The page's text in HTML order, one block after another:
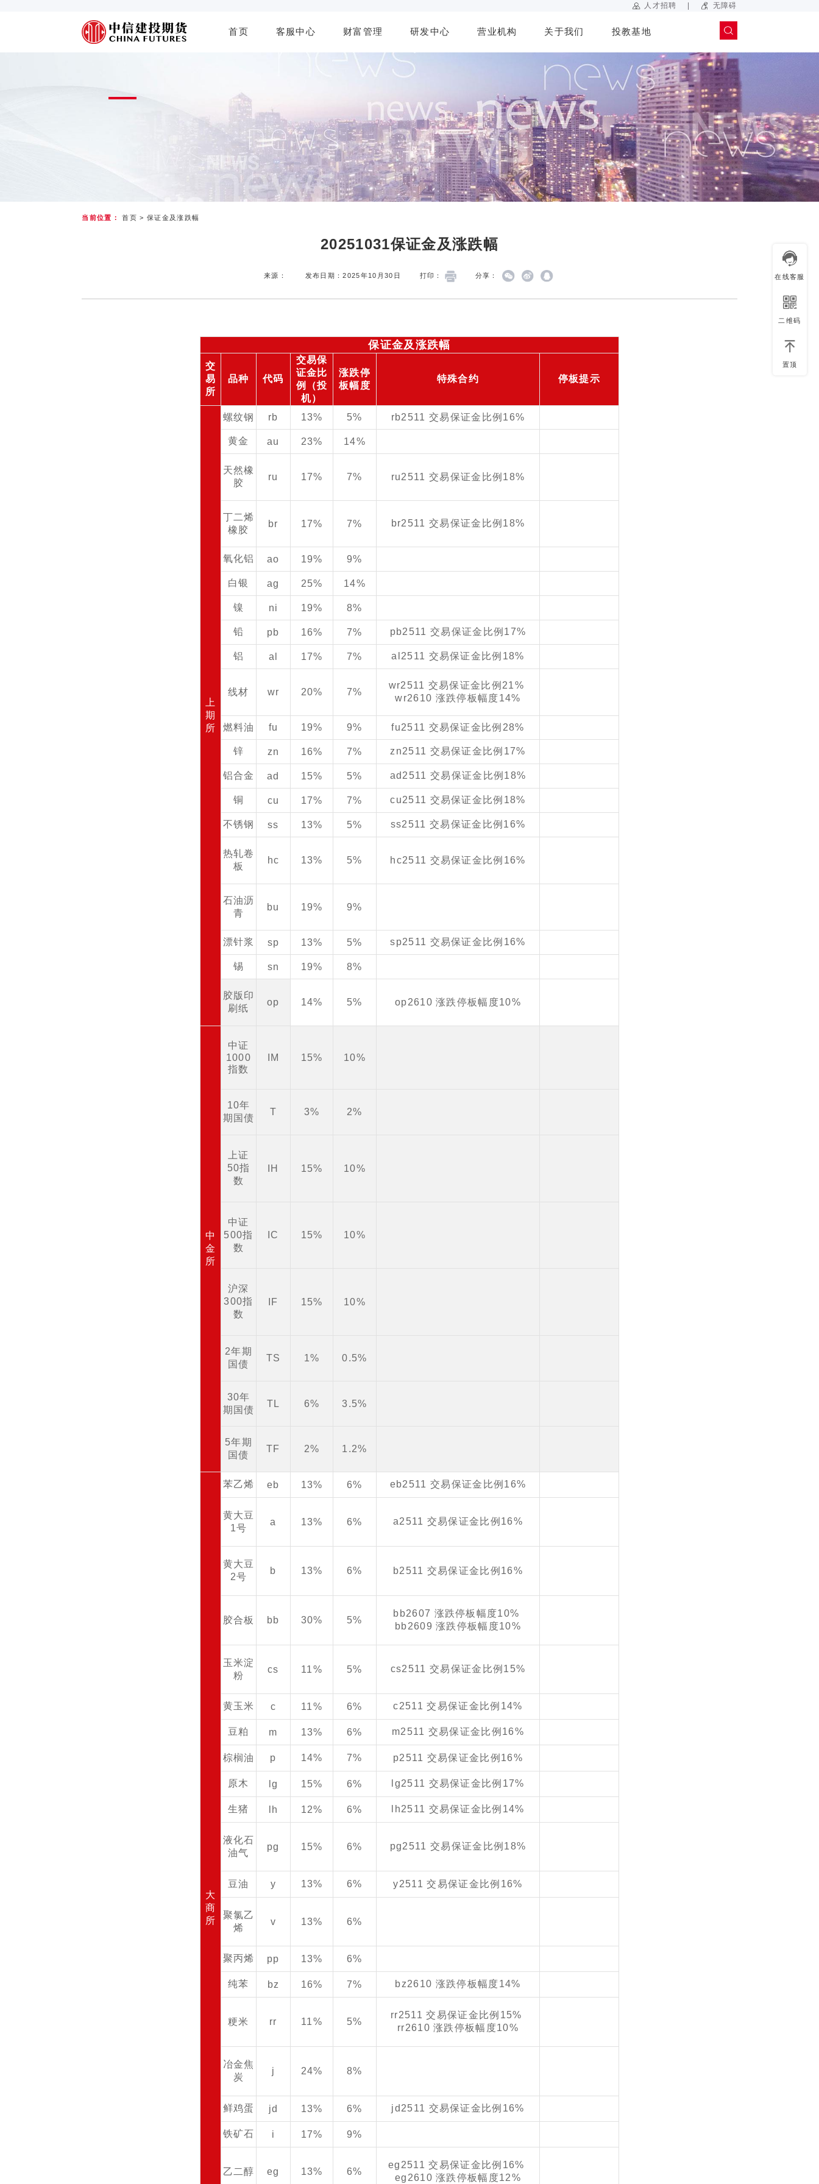
人才招聘 无障碍
首页 客服中心 财富管理 研发中心 营业机构 关于我们 投教基地
在线客服
二维码
置顶
当前位置： 首页 > 保证金及涨跌幅
20251031保证金及涨跌幅
来源： 发布日期：2025年10月30日 打印： 分享：
保证金及涨跌幅
交
易
所
品种 代码
交易保
证金比
例（投
机）
涨跌停
板幅度
特殊合约 停板提示
上
期
所
螺纹钢 rb 13% 5% rb2511 交易保证金比例16%
黄金 au 23% 14%
天然橡
胶
ru 17% 7% ru2511 交易保证金比例18%
丁二烯
橡胶
br 17% 7% br2511 交易保证金比例18%
氧化铝 ao 19% 9%
白银 ag 25% 14%
镍 ni 19% 8%
铅 pb 16% 7% pb2511 交易保证金比例17%
铝 al 17% 7% al2511 交易保证金比例18%
线材 wr 20% 7%
wr2511 交易保证金比例21%
wr2610 涨跌停板幅度14%
燃料油 fu 19% 9% fu2511 交易保证金比例28%
锌 zn 16% 7% zn2511 交易保证金比例17%
铝合金 ad 15% 5% ad2511 交易保证金比例18%
铜 cu 17% 7% cu2511 交易保证金比例18%
不锈钢 ss 13% 5% ss2511 交易保证金比例16%
热轧卷
板
hc 13% 5% hc2511 交易保证金比例16%
石油沥
青
bu 19% 9%
漂针浆 sp 13% 5% sp2511 交易保证金比例16%
锡 sn 19% 8%
胶版印
刷纸
op 14% 5% op2610 涨跌停板幅度10%
中
金
所
中证
1000
指数
IM 15% 10%
10年
期国债
T 3% 2%
上证
50指
数
IH 15% 10%
中证
500指
数
IC 15% 10%
沪深
300指
数
IF 15% 10%
2年期
国债
TS 1% 0.5%
30年
期国债
TL 6% 3.5%
5年期
国债
TF 2% 1.2%
大
商
所
苯乙烯 eb 13% 6% eb2511 交易保证金比例16%
黄大豆
1号
a 13% 6% a2511 交易保证金比例16%
黄大豆
2号
b 13% 6% b2511 交易保证金比例16%
胶合板 bb 30% 5%
bb2607 涨跌停板幅度10%
bb2609 涨跌停板幅度10%
玉米淀
粉
cs 11% 5% cs2511 交易保证金比例15%
黄玉米 c 11% 6% c2511 交易保证金比例14%
豆粕 m 13% 6% m2511 交易保证金比例16%
棕榈油 p 14% 7% p2511 交易保证金比例16%
原木 lg 15% 6% lg2511 交易保证金比例17%
生猪 lh 12% 6% lh2511 交易保证金比例14%
液化石
油气
pg 15% 6% pg2511 交易保证金比例18%
豆油 y 13% 6% y2511 交易保证金比例16%
聚氯乙
烯
v 13% 6%
聚丙烯 pp 13% 6%
纯苯 bz 16% 7% bz2610 涨跌停板幅度14%
粳米 rr 11% 5%
rr2511 交易保证金比例15%
rr2610 涨跌停板幅度10%
冶金焦
炭
j 24% 8%
鲜鸡蛋 jd 13% 6% jd2511 交易保证金比例16%
铁矿石 i 17% 9%
乙二醇 eg 13% 6%
eg2511 交易保证金比例16%
eg2610 涨跌停板幅度12%